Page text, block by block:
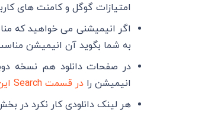
امتیازات گوگل و کامنت های
اگر انیمیشنی می خواهید که
به شما بگوید آن انیمیشن
در صفحات دانلود هم نسخه
انیمیشن را در قسمت Search این سایت
هر لینک دانلودی کار نکرد در